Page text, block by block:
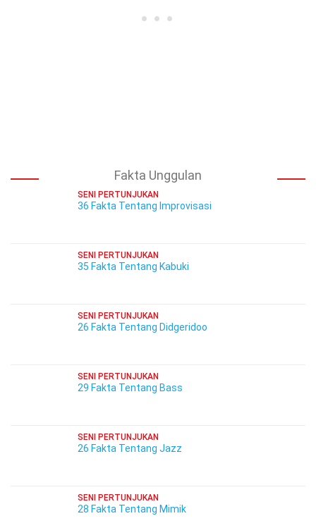
Fakta Unggulan
SENI PERTUNJUKAN
36 Fakta Tentang Improvisasi
SENI PERTUNJUKAN
35 Fakta Tentang Kabuki
SENI PERTUNJUKAN
26 Fakta Tentang Didgeridoo
SENI PERTUNJUKAN
29 Fakta Tentang Bass
SENI PERTUNJUKAN
26 Fakta Tentang Jazz
SENI PERTUNJUKAN
28 Fakta Tentang Mimik